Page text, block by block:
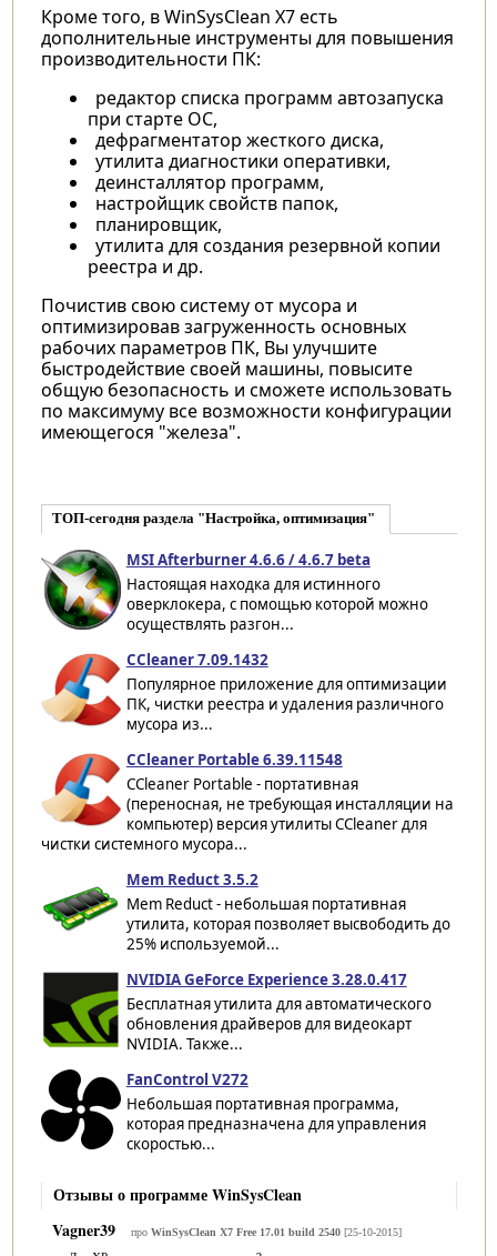
Кроме того, в WinSysClean X7 есть
дополнительные инструменты для повышения
производительности ПК:
редактор списка программ автозапуска
при старте ОС,
дефрагментатор жесткого диска,
утилита диагностики оперативки,
деинсталлятор программ,
настройщик свойств папок,
планировщик,
утилита для создания резервной копии
реестра и др.
Почистив свою систему от мусора и
оптимизировав загруженность основных
рабочих параметров ПК, Вы улучшите
быстродействие своей машины, повысите
общую безопасность и сможете использовать
по максимуму все возможности конфигурации
имеющегося "железа".
ТОП-сегодня раздела "Настройка, оптимизация"
MSI Afterburner 4.6.6 / 4.6.7 beta
Настоящая находка для истинного
оверклокера, с помощью которой можно
осуществлять разгон...
CCleaner 7.09.1432
Популярное приложение для оптимизации
ПК, чистки реестра и удаления различного
мусора из...
CCleaner Portable 6.39.11548
CCleaner Portable - портативная
(переносная, не требующая инсталляции на
компьютер) версия утилиты CCleaner для
чистки системного мусора...
Mem Reduct 3.5.2
Mem Reduct - небольшая портативная
утилита, которая позволяет высвободить до
25% используемой...
NVIDIA GeForce Experience 3.28.0.417
Бесплатная утилита для автоматического
обновления драйверов для видеокарт
NVIDIA. Также...
FanControl V272
Небольшая портативная программа,
которая предназначена для управления
скоростью...
Отзывы о программе WinSysClean
Vagner39
про WinSysClean X7 Free 17.01 build 2540[25-10-2015]